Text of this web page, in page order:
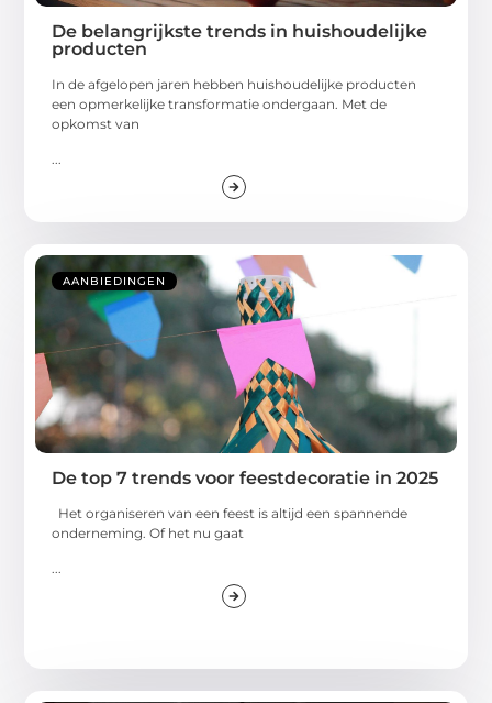
De belangrijkste trends in huishoudelijke
producten
In de afgelopen jaren hebben huishoudelijke producten
een opmerkelijke transformatie ondergaan. Met de
opkomst van
...
AANBIEDINGEN
De top 7 trends voor feestdecoratie in 2025
Het organiseren van een feest is altijd een spannende
onderneming. Of het nu gaat
...